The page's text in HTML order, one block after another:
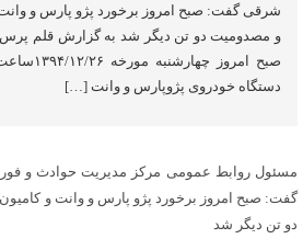
و مصدومیت دو تن دیگر شد به گزارش قلم
دستگاه خودروی پژوپارس و وانت […]
مسئول روابط عمومی مرکز مدیریت حوادث و
دو تن دیگر شد